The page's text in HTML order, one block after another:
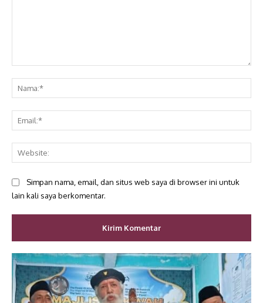
Simpan nama, email, dan situs web saya di browser ini untuk
lain kali saya berkomentar.